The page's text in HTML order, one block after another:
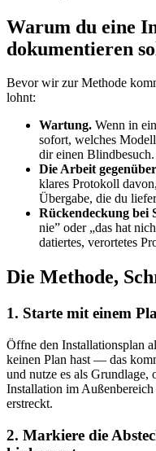
Warum du eine
dokumentieren
Bevor wir zur Methode
lohnt:
Wartung. Wenn in
sofort, welches
dir einen Blindbesuch.
Die Arbeit
klares Protokoll
Übergabe, die du
Rückendeckung bei
nie” oder „das hat
datiertes, verortetes
Die Methode,
1. Starte mit einem
Öffne den Installationsplan
keinen Plan hast — das
und nutze es als Grundlage,
Installation im
erstreckt.
2. Markiere die